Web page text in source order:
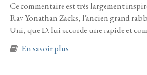
Ce commentaire est très largement
Rav Yonathan Zacks, l’ancien grand
Uni, que D. lui accorde une rapide et
En savoir plus